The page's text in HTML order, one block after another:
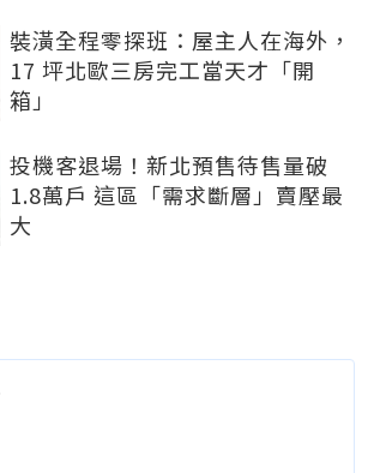
裝潢全程零探班：屋主人在海外，
17 坪北歐三房完工當天才「開
箱」
投機客退場！新北預售待售量破
1.8萬戶 這區「需求斷層」賣壓最
大